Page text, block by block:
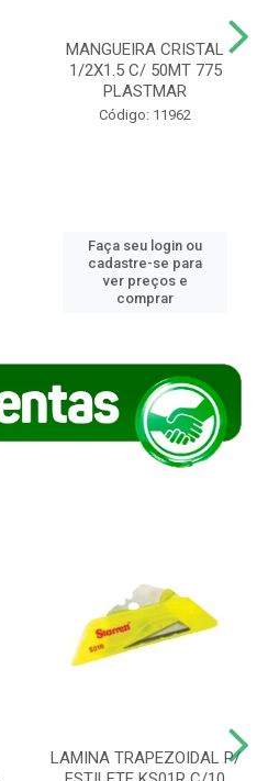
MANGUEIRA CRISTAL
1/2X1.5 C/ 50MT 775
PLASTMAR
Código: 11962
Faça seu login ou
cadastre-se para
ver preços e
comprar
LAMINA TRAPEZOIDAL P/